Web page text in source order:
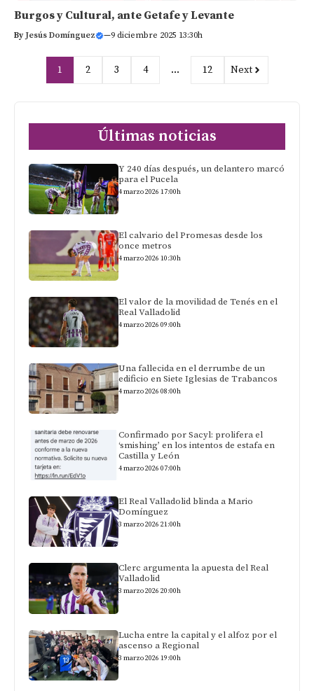
Burgos y Cultural, ante Getafe y Levante
By Jesús Domínguez —9 diciembre 2025 13:30h
1 2 3 4 … 12 Next
Últimas noticias
Y 240 días después, un delantero marcó
para el Pucela
4 marzo 2026 17:00h
El calvario del Promesas desde los
once metros
4 marzo 2026 10:30h
El valor de la movilidad de Tenés en el
Real Valladolid
4 marzo 2026 09:00h
Una fallecida en el derrumbe de un
edificio en Siete Iglesias de Trabancos
4 marzo 2026 08:00h
Confirmado por Sacyl: prolifera el
‘smishing’ en los intentos de estafa en
Castilla y León
4 marzo 2026 07:00h
El Real Valladolid blinda a Mario
Domínguez
3 marzo 2026 21:00h
Clerc argumenta la apuesta del Real
Valladolid
3 marzo 2026 20:00h
Lucha entre la capital y el alfoz por el
ascenso a Regional
3 marzo 2026 19:00h